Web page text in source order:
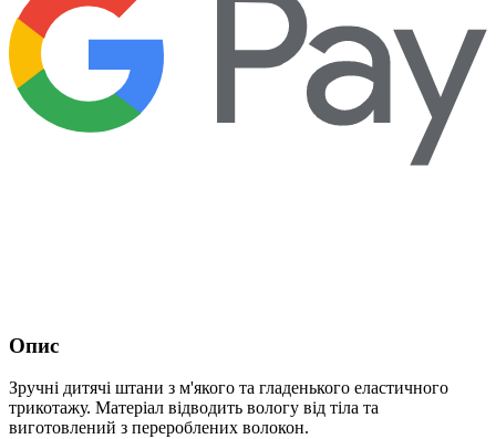
Опис
Зручні дитячі штани з м'якого та гладенького еластичного
трикотажу. Матеріал відводить вологу від тіла та
виготовлений з перероблених волокон.